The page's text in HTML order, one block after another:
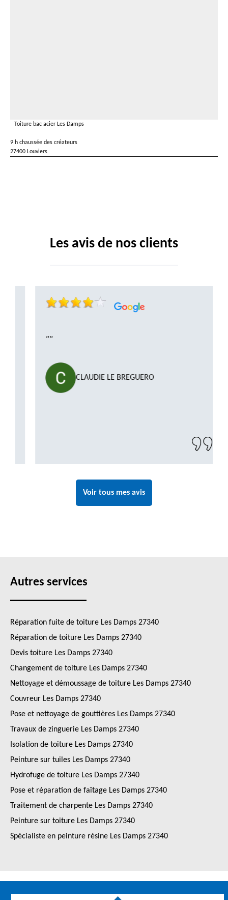
Toiture bac acier Les Damps
9 h chaussée des créateurs
27400 Louviers
Les avis de nos clients
CLAUDIE LE BREGUERO
Voir tous mes avis
Autres services
Réparation fuite de toiture Les Damps 27340
Réparation de toiture Les Damps 27340
Devis toiture Les Damps 27340
Changement de toiture Les Damps 27340
Nettoyage et démoussage de toiture Les Damps 27340
Couvreur Les Damps 27340
Pose et nettoyage de gouttières Les Damps 27340
Travaux de zinguerie Les Damps 27340
Isolation de toiture Les Damps 27340
Peinture sur tuiles Les Damps 27340
Hydrofuge de toiture Les Damps 27340
Pose et réparation de faîtage Les Damps 27340
Traitement de charpente Les Damps 27340
Peinture sur toiture Les Damps 27340
Spécialiste en peinture résine Les Damps 27340